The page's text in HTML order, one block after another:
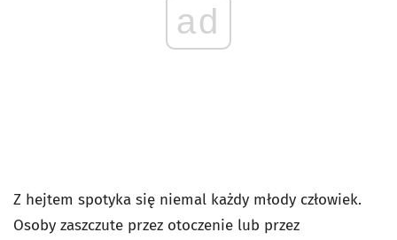
ad
Z hejtem spotyka się niemal każdy młody człowiek.
Osoby zaszczute przez otoczenie lub przez